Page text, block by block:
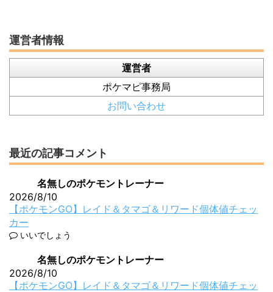
運営者情報
運営者
ポケマピ事務局
お問い合わせ
最近の記事コメント
名無しのポケモントレーナー
2026/8/10
【ポケモンGO】レイド＆タマゴ＆リワード個体値チェッ
カー
いいでしょう
名無しのポケモントレーナー
2026/8/10
【ポケモンGO】レイド＆タマゴ＆リワード個体値チェッ